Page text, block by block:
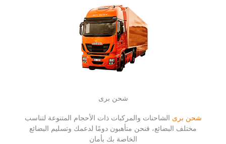
شحن برى
شحن برى الشاحنات والمركبات ذات الأحجام المتنوعة لتناسب
مختلف البضائع، فنحن متأهبون دومًا لدعمك وتسليم البضائع
الخاصة بك بأمان